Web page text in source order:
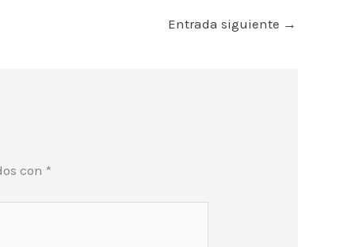
Entrada siguiente →
con *